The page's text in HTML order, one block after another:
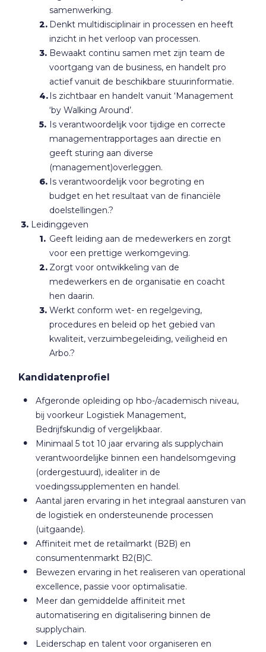
samenwerking.
Denkt multidisciplinair in processen en heeft
inzicht in het verloop van processen.
Bewaakt continu samen met zijn team de
voortgang van de business, en handelt pro
actief vanuit de beschikbare stuurinformatie.
Is zichtbaar en handelt vanuit ‘Management
‘by Walking Around’.
Is verantwoordelijk voor tijdige en correcte
managementrapportages aan directie en
geeft sturing aan diverse
(management)overleggen.
Is verantwoordelijk voor begroting en
budget en het resultaat van de financiële
doelstellingen.?
Leidinggeven
Geeft leiding aan de medewerkers en zorgt
voor een prettige werkomgeving.
Zorgt voor ontwikkeling van de
medewerkers en de organisatie en coacht
hen daarin.
Werkt conform wet- en regelgeving,
procedures en beleid op het gebied van
kwaliteit, verzuimbegeleiding, veiligheid en
Arbo.?
Kandidatenprofiel
Afgeronde opleiding op hbo-/academisch niveau,
bij voorkeur Logistiek Management,
Bedrijfskundig of vergelijkbaar.
Minimaal 5 tot 10 jaar ervaring als supplychain
verantwoordelijke binnen een handelsomgeving
(ordergestuurd), idealiter in de
voedingssupplementen en handel.
Aantal jaren ervaring in het integraal aansturen van
de logistiek en ondersteunende processen
(uitgaande).
Affiniteit met de retailmarkt (B2B) en
consumentenmarkt B2(B)C.
Bewezen ervaring in het realiseren van operational
excellence, passie voor optimalisatie.
Meer dan gemiddelde affiniteit met
automatisering en digitalisering binnen de
supplychain.
Leiderschap en talent voor organiseren en